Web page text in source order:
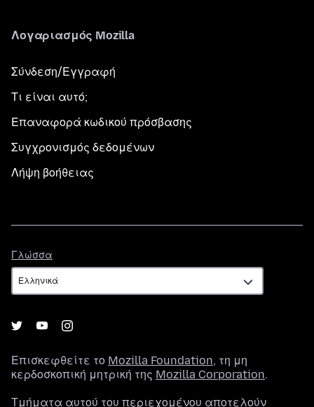
Λογαριασμός Mozilla
Σύνδεση/Εγγραφή
Τι είναι αυτό;
Επαναφορά κωδικού πρόσβασης
Συγχρονισμός δεδομένων
Λήψη βοήθειας
Γλώσσα
Επισκεφθείτε το Mozilla Foundation, τη μη
κερδοσκοπική μητρική της Mozilla Corporation.
Τμήματα αυτού του περιεχομένου αποτελούν